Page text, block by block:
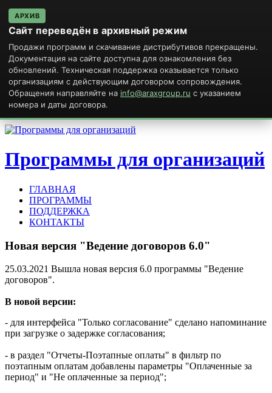
АРХИВ
Сайт переведён в архивный режим
Продажи программ и скачивание дистрибутивов прекращены.
Документация на сайте доступна для ознакомления без
обновлений. Техническая поддержка оказывается только
организациям с действующим договором сопровождения.
Обращения направляйте на info@araxgroup.ru с указанием
номера и даты договора.
Программы для организаций
ГЛАВНАЯ
ПРОГРАММЫ
ПОДДЕРЖКА
КОНТАКТЫ
Новая версия "Ведение договоров 6.0"
25.03.2021 Вышла новая версия 6.0 программы "Ведение
договоров".
В новой версии:
- для интерфейса "Только согласование" сделано напоминание
при загрузке о задержке согласования;
- в раздел "Отчеты-Поэтапные оплаты" в фильтр по
поэтапным оплатам добавлены параметры "Оплаченные за
период" и "Не оплаченные за период";